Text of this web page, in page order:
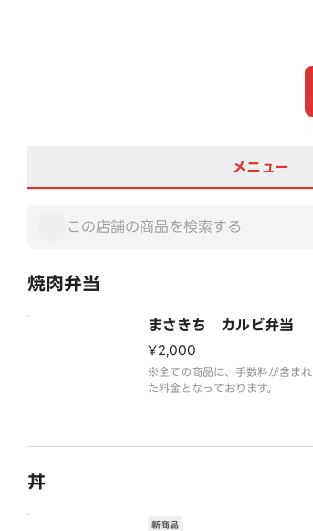
メニュー
焼肉弁当
まさきち カルビ弁当
¥2,000
※全ての商品に、手数料が含まれ
た料金となっております。
丼
新商品